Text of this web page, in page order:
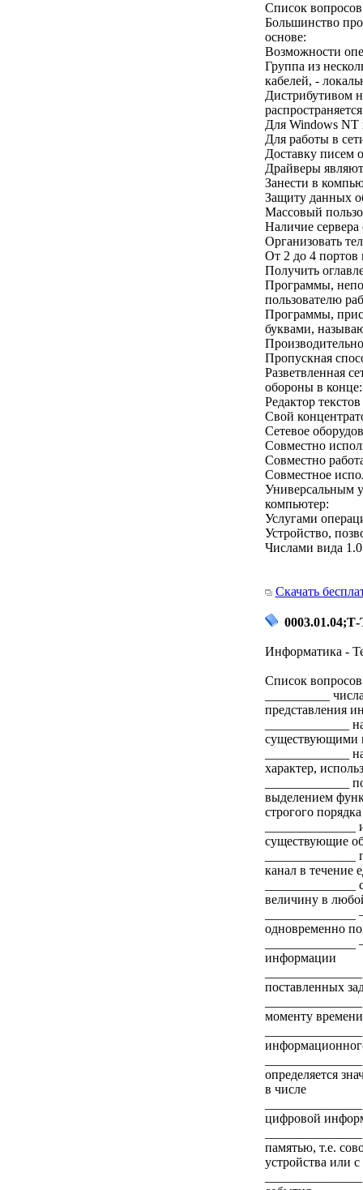
Список вопросов
Большинство
основе:
Возможности
Группа из
кабелей, -
Дистрибутивом
Для Windows NT
Для работы в
Доставку писем
Драйверы
Занести в
Защиту данных
Массовый
Наличие сервера
Организовать
От 2 до 4 портов
Получить
Программы,
пользователю
Программы,
буквами,
Пропускная
Разветвленная
обороны в конце:
Редактор
Свой
Сетевое
Совместно
Совместно
Совместное
Универсальным
компьютер:
Услугами
Устройство,
Числами вида
Скачать
0003.01.04;Т-
Информатика -
Список вопросов
__________
представления
_____________
существующими
_____________
характер,
_____________
выделением
строгого
существующие
канал в течение
величину в
одновременно
информации
поставленных
моменту времени
определяется
в числе
цифровой
памятью, т.е.
устройства или